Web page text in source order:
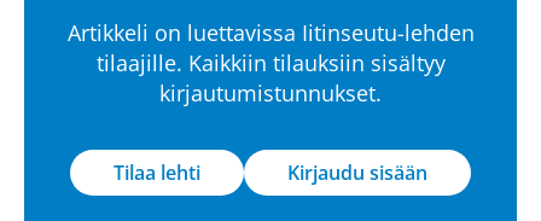
Artikkeli on luettavissa Iitinseutu-lehden
tilaajille. Kaikkiin tilauksiin sisältyy
kirjautumistunnukset.
Tilaa lehti Kirjaudu sisään